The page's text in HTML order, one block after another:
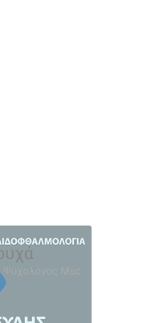
του
της ΕΛ.Α.Σ. στη